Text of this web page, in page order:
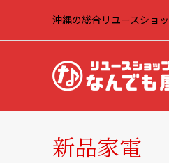
沖縄の総合リユースショ
新品家電